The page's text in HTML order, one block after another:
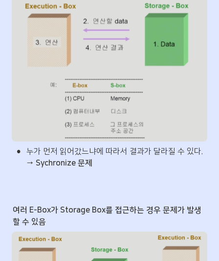
•
누가 먼저 읽어갔느냐에 따라서 결과가 달라질 수 있다.
→ Sychronize 문제
여러 E-Box가 Storage Box를 접근하는 경우 문제가 발생
할 수 있음